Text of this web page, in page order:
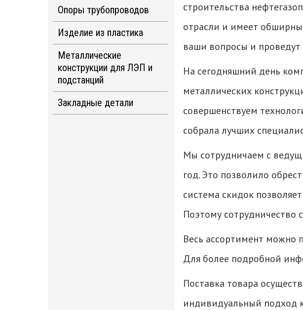
Опорно-направляющие
кольца ОНК, ПМТД,
ОНКД, РОНК
Кольцо Спейсер для
нефтегазопроводов
Манжета
герметизирующая ПМТД,
ГМНР, ПМТД-Р, ГМНР
Опоры трубопроводов
Изделие из пластика
Предохранительная
арматура. Колпачок и
пробка НКТ-73
Предохранительная
вставка Стример
Металлические
конструкции для ЛЭП и
подстанций
Накладки и оголовья
Закладные детали
строительства
отрасли и имеет
ваши вопросы и
На сегодняшний день
металлических
совершенствуем
собрала лучших
Мы сотрудничаем с
год. Это позволило
система скидок
Поэтому сотрудничество
Весь ассортимент можно
Для более подробной
Поставка товара
индивидуальный подход